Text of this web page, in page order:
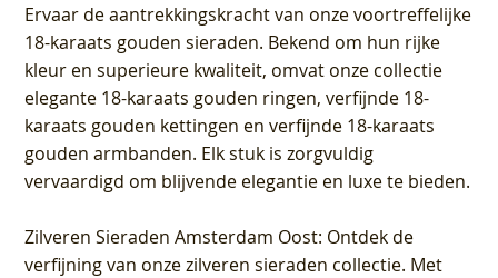
Ervaar de aantrekkingskracht van onze voortreffelijke
18-karaats gouden sieraden. Bekend om hun rijke
kleur en superieure kwaliteit, omvat onze collectie
elegante 18-karaats gouden ringen, verfijnde 18-
karaats gouden kettingen en verfijnde 18-karaats
gouden armbanden. Elk stuk is zorgvuldig
vervaardigd om blijvende elegantie en luxe te bieden.
Zilveren Sieraden Amsterdam Oost: Ontdek de
verfijning van onze zilveren sieraden collectie. Met